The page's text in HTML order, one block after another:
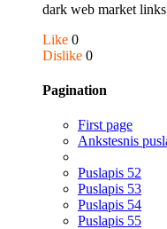
dark web market links
Like 0
Dislike 0
Pagination
First page
Ankstesnis
Puslapis 52
Puslapis 53
Puslapis 54
Puslapis 55